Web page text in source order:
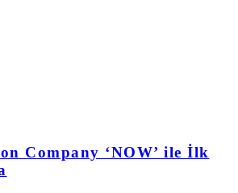
Company ‘NOW’ ile İlk